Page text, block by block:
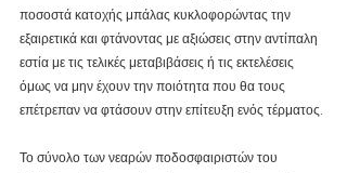
ποσοστά κατοχής μπάλας κυκλοφορώντας την
εξαιρετικά και φτάνοντας με αξιώσεις στην αντίπαλη
εστία με τις τελικές μεταβιβάσεις ή τις εκτελέσεις
όμως να μην έχουν την ποιότητα που θα τους
επέτρεπαν να φτάσουν στην επίτευξη ενός τέρματος.
Το σύνολο των νεαρών ποδοσφαιριστών του